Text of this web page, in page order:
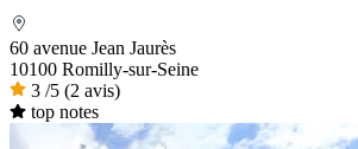
60 avenue Jean Jaurès
10100 Romilly-sur-Seine
3 /5 (2 avis)
top notes